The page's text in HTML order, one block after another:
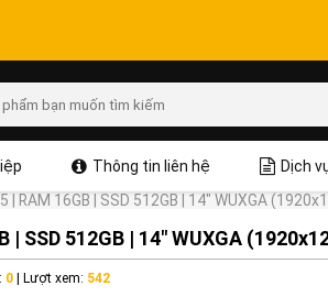
Thông tin liên hệ Dịch
| RAM 16GB | SSD 512GB | 14" WUXGA
| SSD 512GB | 14" WUXGA
0| Lượt xem: 542